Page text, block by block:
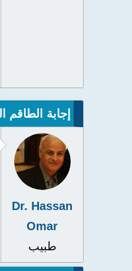
إجابة الطاقم
Dr. Hassan
Omar
طبيب